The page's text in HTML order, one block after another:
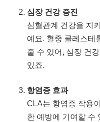
심장 건강 증진
심혈관계 건강을 지
예요. 혈중 콜레스테
줄 수 있어, 심장 건
있죠.
항염증 효과
CLA는 항염증 작용
환 예방에 기여할 수